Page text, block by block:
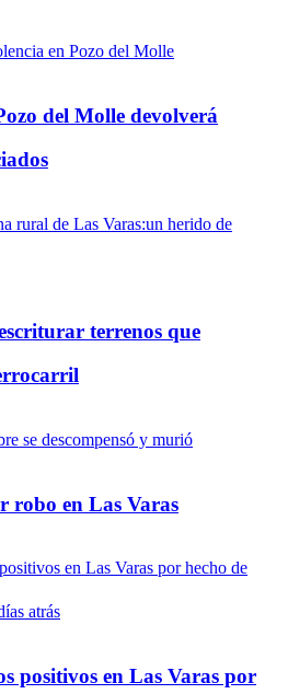
del Molle devolverá
terrenos que
robo en Las Varas
positivos en Las Varas por